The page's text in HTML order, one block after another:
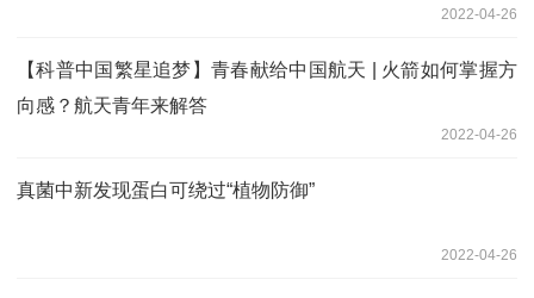
2022-04-26
【科普中国繁星追梦】青春献给中国航天 | 火箭如何掌握方
向感？航天青年来解答
2022-04-26
真菌中新发现蛋白可绕过“植物防御”
2022-04-26